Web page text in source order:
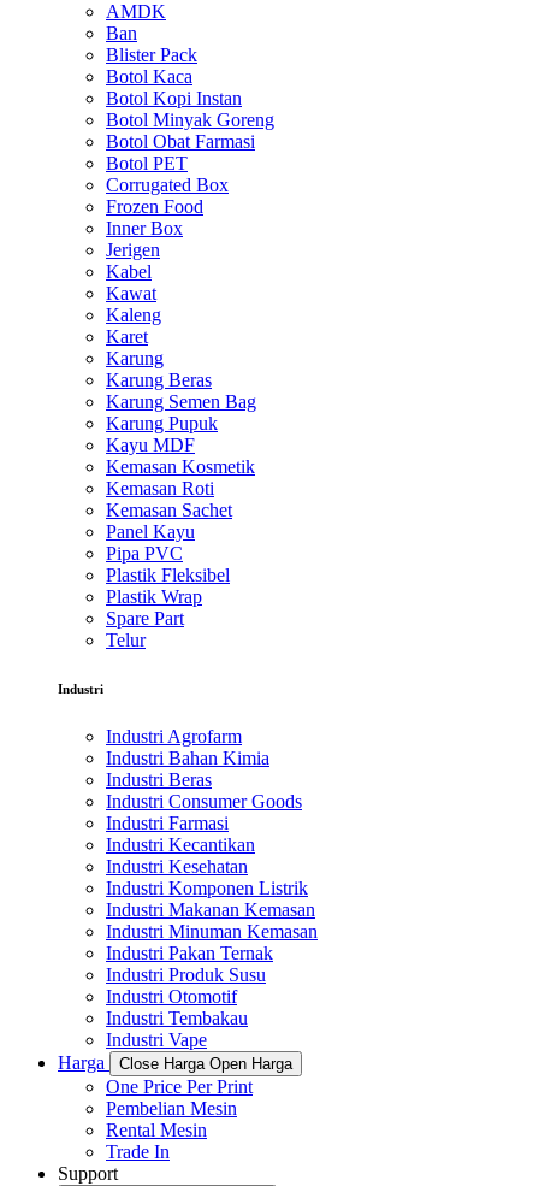
AMDK
Ban
Blister Pack
Botol Kaca
Botol Kopi Instan
Botol Minyak Goreng
Botol Obat Farmasi
Botol PET
Corrugated Box
Frozen Food
Inner Box
Jerigen
Kabel
Kawat
Kaleng
Karet
Karung
Karung Beras
Karung Semen Bag
Karung Pupuk
Kayu MDF
Kemasan Kosmetik
Kemasan Roti
Kemasan Sachet
Panel Kayu
Pipa PVC
Plastik Fleksibel
Plastik Wrap
Spare Part
Telur
Industri
Industri Agrofarm
Industri Bahan Kimia
Industri Beras
Industri Consumer Goods
Industri Farmasi
Industri Kecantikan
Industri Kesehatan
Industri Komponen Listrik
Industri Makanan Kemasan
Industri Minuman Kemasan
Industri Pakan Ternak
Industri Produk Susu
Industri Otomotif
Industri Tembakau
Industri Vape
Harga
Close Harga Open Harga
One Price Per Print
Pembelian Mesin
Rental Mesin
Trade In
Support